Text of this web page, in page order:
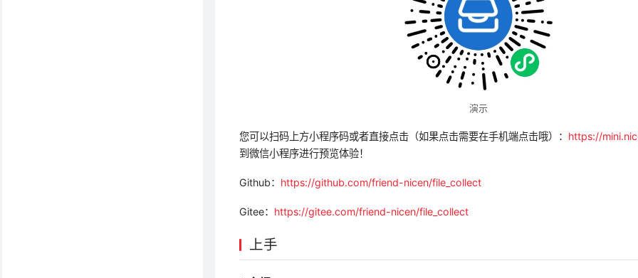
演示
您可以扫码上方小程序码或者直接点击（如果点击需要在手机端点击哦）： https://
到微信小程序进行预览体验！
Github： https://github.com/friend-nicen/file_collect
Gitee： https://gitee.com/friend-nicen/file_collect
上手